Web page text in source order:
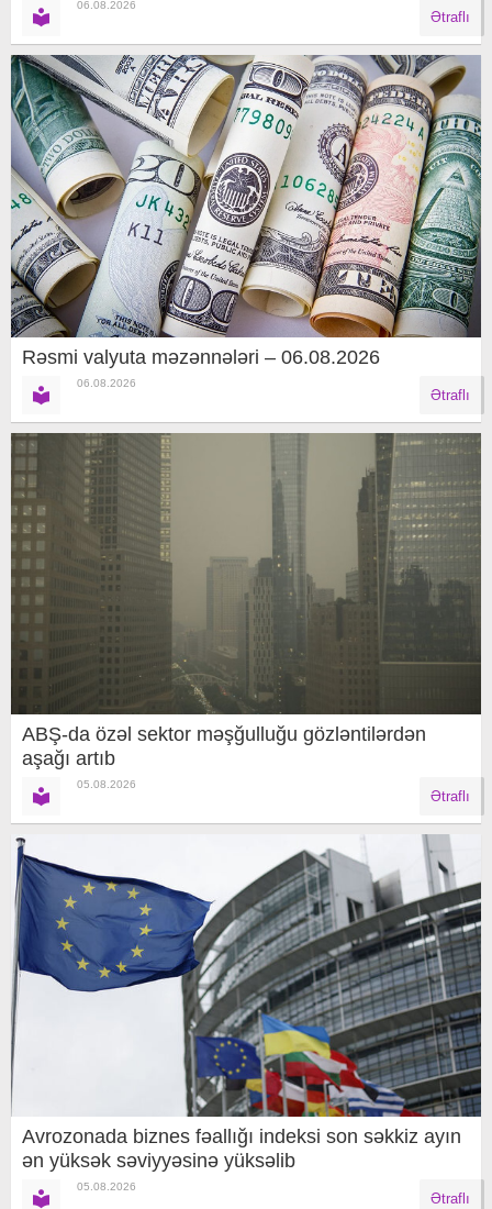
06.08.2026
Ətraflı
Rəsmi valyuta məzənnələri – 06.08.2026
06.08.2026
Ətraflı
ABŞ-da özəl sektor məşğulluğu gözləntilərdən
aşağı artıb
05.08.2026
Ətraflı
Avrozonada biznes fəallığı indeksi son səkkiz ayın
ən yüksək səviyyəsinə yüksəlib
05.08.2026
Ətraflı